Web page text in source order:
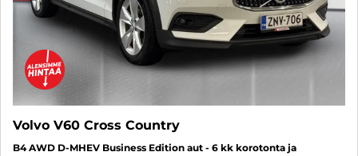
Volvo V60 Cross Country
B4 AWD D-MHEV Business Edition aut - 6 kk korotonta ja